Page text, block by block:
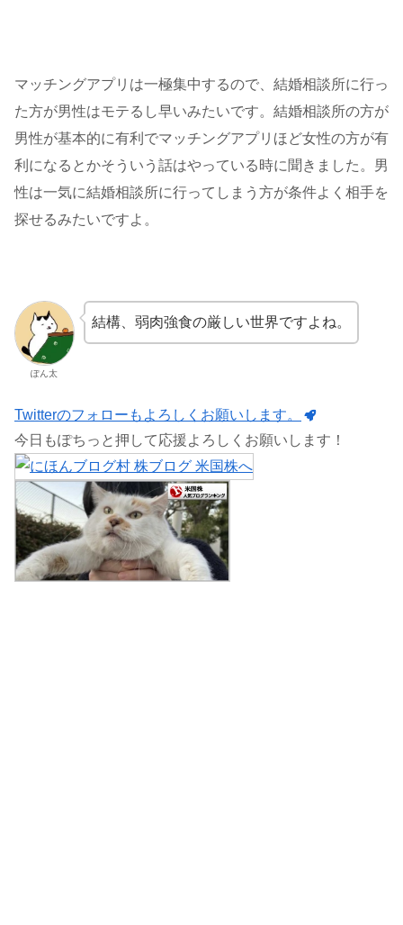
マッチングアプリは一極集中するので、結婚相談所に行っ
た方が男性はモテるし早いみたいです。結婚相談所の方が
男性が基本的に有利でマッチングアプリほど女性の方が有
利になるとかそういう話はやっている時に聞きました。男
性は一気に結婚相談所に行ってしまう方が条件よく相手を
探せるみたいですよ。
ぽん太
結構、弱肉強食の厳しい世界ですよね。
Twitterのフォローもよろしくお願いします。
今日もぽちっと押して応援よろしくお願いします！